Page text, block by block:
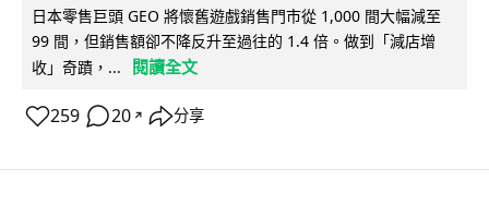
日本零售巨頭 GEO 將懷舊遊戲銷售門市從 1,000 間大幅減至
99 間，但銷售額卻不降反升至過往的 1.4 倍。做到「減店增
收」奇蹟，...
閱讀全文
259 20 ↗ 分享